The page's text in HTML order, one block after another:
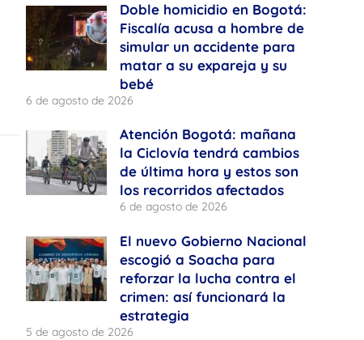
Doble homicidio en Bogotá:
Fiscalía acusa a hombre de
simular un accidente para
matar a su expareja y su
bebé
6 de agosto de 2026
Atención Bogotá: mañana
la Ciclovía tendrá cambios
de última hora y estos son
los recorridos afectados
6 de agosto de 2026
El nuevo Gobierno Nacional
escogió a Soacha para
reforzar la lucha contra el
crimen: así funcionará la
estrategia
5 de agosto de 2026